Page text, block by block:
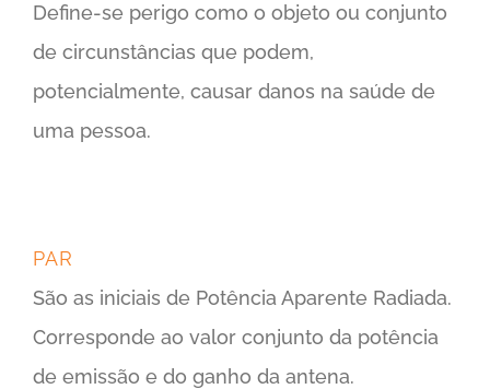
Define-se perigo como o objeto ou conjunto
de circunstâncias que podem,
potencialmente, causar danos na saúde de
uma pessoa.
PAR
São as iniciais de Potência Aparente Radiada.
Corresponde ao valor conjunto da potência
de emissão e do ganho da antena.